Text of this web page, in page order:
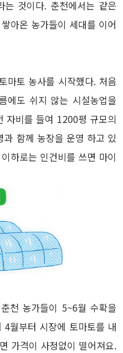
것이다. 춘천에서는 같은
아온 농가들이 세대를 이어
마토 농사를 시작했다. 처음
에도 쉬지 않는 시설농업을
자비를 들여 1200평 규모의
함께 농장을 운영 하고 있
하로는 인건비를 쓰면 마이
천 농가들이 5~6월 수확을
월부터 시장에 토마토를 내
가격이 사정없이 떨어져요.